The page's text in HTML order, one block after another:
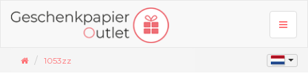
1053zz